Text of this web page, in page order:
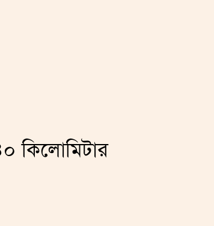
কিলোমিটার